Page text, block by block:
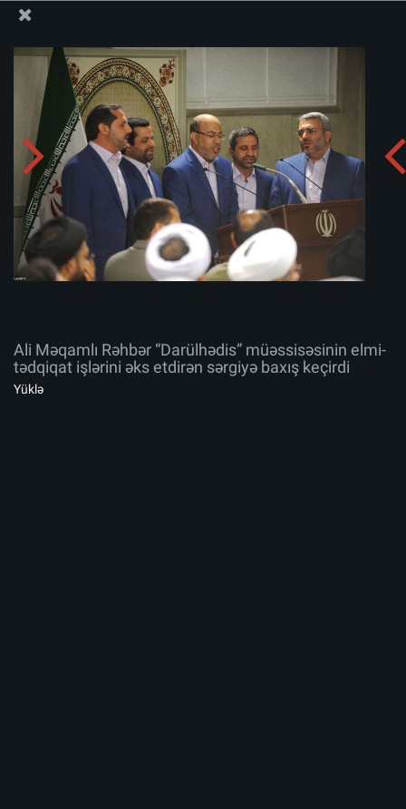
Ali Məqamlı Rəhbər “Darülhədis” müəssisəsinin elmi-
tədqiqat işlərini əks etdirən sərgiyə baxış keçirdi
Albomu yüklə:
Ali Məqamlı Rəhbər “Darülhədis” müəssisəsinin elmi-
tədqiqat işlərini əks etdirən sərgiyə baxış keçirdi
Yüklə